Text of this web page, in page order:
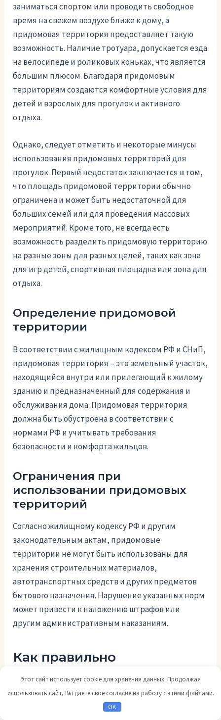
заниматься спортом или проводить свободное
время на свежем воздухе ближе к дому, а
придомовая территория предоставляет такую
возможность. Наличие тротуара, допускается езда
на велосипеде и роликовых коньках, что является
большим плюсом. Благодаря придомовым
территориям создаются комфортные условия для
детей и взрослых для прогулок и активного
отдыха.
Однако, следует отметить и некоторые минусы
использования придомовых территорий для
прогулок. Первый недостаток заключается в том,
что площадь придомовой территории обычно
ограничена и может быть недостаточной для
больших семей или для проведения массовых
мероприятий. Кроме того, не всегда есть
возможность разделить придомовую территорию
на разные зоны для разных целей, таких как зона
для игр детей, спортивная площадка или зона для
отдыха.
Определение придомовой
территории
В соответствии с жилищным кодексом РФ и СНиП,
придомовая территория – это земельный участок,
находящийся внутри или прилегающий к жилому
зданию и предназначенный для содержания и
обслуживания дома. Придомовая территория
должна быть обустроена в соответствии с
нормами РФ и учитывать требования
безопасности и комфорта жильцов.
Ограничения при
использовании придомовых
территорий
Согласно жилищному кодексу РФ и другим
законодательным актам, придомовые
территории не могут быть использованы для
хранения строительных материалов,
автотранспортных средств и других предметов
бытового назначения. Нарушение указанных норм
может привести к наложению штрафов или
другим административным наказаниям.
Как правильно
использовать придомовую
территорию для прогулок
Многоквартирные дома имеют придомовые
Этот сайт использует cookie для хранения данных. Продолжая
использовать сайт, Вы даете свое согласие на работу с этими файлами.
OK